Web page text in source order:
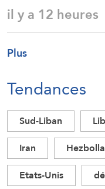
il y a 12 heures
Plus
Tendances
Sud-Liban
Iran
Etats-Unis